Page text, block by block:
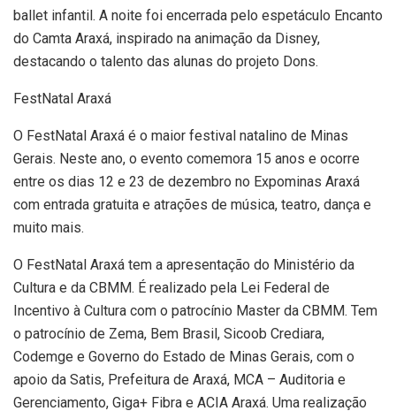
ballet infantil. A noite foi encerrada pelo espetáculo Encanto
do Camta Araxá, inspirado na animação da Disney,
destacando o talento das alunas do projeto Dons.
FestNatal Araxá
O FestNatal Araxá é o maior festival natalino de Minas
Gerais. Neste ano, o evento comemora 15 anos e ocorre
entre os dias 12 e 23 de dezembro no Expominas Araxá
com entrada gratuita e atrações de música, teatro, dança e
muito mais.
O FestNatal Araxá tem a apresentação do Ministério da
Cultura e da CBMM. É realizado pela Lei Federal de
Incentivo à Cultura com o patrocínio Master da CBMM. Tem
o patrocínio de Zema, Bem Brasil, Sicoob Crediara,
Codemge e Governo do Estado de Minas Gerais, com o
apoio da Satis, Prefeitura de Araxá, MCA – Auditoria e
Gerenciamento, Giga+ Fibra e ACIA Araxá. Uma realização